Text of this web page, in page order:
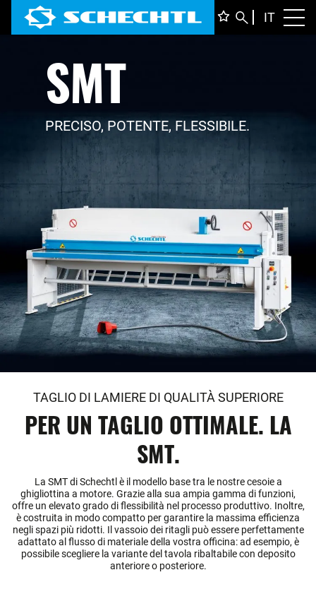
IT
SMT
PRECISO, POTENTE, FLESSIBILE.
TAGLIO DI LAMIERE DI QUALITÀ SUPERIORE
PER UN TAGLIO OTTIMALE. LA
SMT.
La SMT di Schechtl è il modello base tra le nostre cesoie a
ghigliottina a motore. Grazie alla sua ampia gamma di funzioni,
offre un elevato grado di flessibilità nel processo produttivo. Inoltre,
è costruita in modo compatto per garantire la massima efficienza
negli spazi più ridotti. Il vassoio dei ritagli può essere perfettamente
adattato al flusso di materiale della vostra officina: ad esempio, è
possibile scegliere la variante del tavola ribaltabile con deposito
anteriore o posteriore.